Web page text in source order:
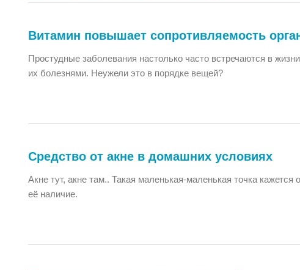
Витамин повышает сопротивляемость
Простудные заболевания настолько часто встречаются в
их болезнями. Неужели это в порядке вещей?
Средство от акне в домашних условиях
Акне тут, акне там.. Такая маленькая-маленькая точка
её наличие.